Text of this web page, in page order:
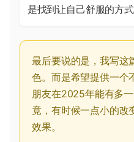
是找到让自己舒服的方
最后要说的是，我写这
色。而是希望提供一个
朋友在2025年能有多
竟，有时候一点小的改
效果。